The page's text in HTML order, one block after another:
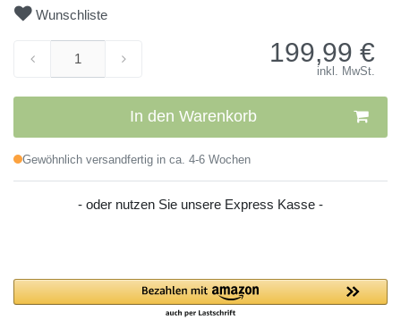
Wunschliste
199,99 €
inkl. MwSt.
In den Warenkorb
Gewöhnlich versandfertig in ca. 4-6 Wochen
- oder nutzen Sie unsere Express Kasse -